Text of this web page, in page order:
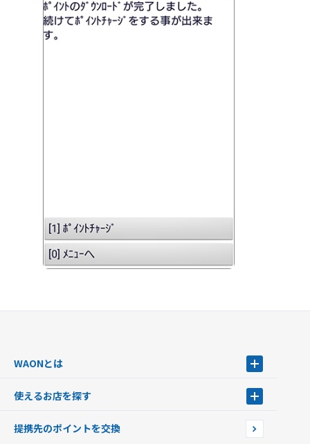
WAONとは
WAONを申込む
インターネット上でのお買い物について（ネット決済）
使えるお店を探す
店舗検索
提携先のポイントを交換